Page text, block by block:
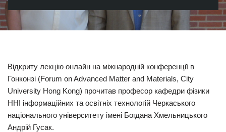
Відкриту лекцію онлайн на міжнародній конференції в
Гонконзі (Forum on Advanced Matter and Materials, City
University Hong Kong) прочитав професор кафедри фізики
ННІ інформаційних та освітніх технологій Черкаського
національного університету імені Богдана Хмельницького
Андрій Гусак.